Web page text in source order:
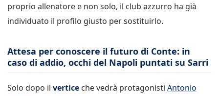
proprio allenatore e non solo, il club azzurro ha già
individuato il profilo giusto per sostituirlo.
Attesa per conoscere il futuro di Conte: in
caso di addio, occhi del Napoli puntati su Sarri
Solo dopo il vertice che vedrà protagonisti Antonio